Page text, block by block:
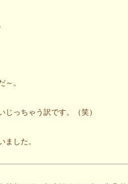
～。
っちゃう訳です。（笑）
ました。